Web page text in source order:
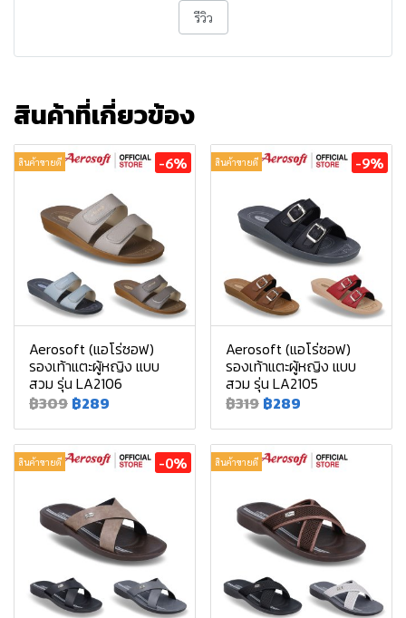
รีวิว
สินค้าที่เกี่ยวข้อง
สินค้าขายดี -6%
Aerosoft (แอโร่ซอฟ)
รองเท้าแตะผู้หญิง แบบ
สวม รุ่น LA2106
฿309 ฿289
สินค้าขายดี -9%
Aerosoft (แอโร่ซอฟ)
รองเท้าแตะผู้หญิง แบบ
สวม รุ่น LA2105
฿319 ฿289
สินค้าขายดี -0% สินค้าขายดี